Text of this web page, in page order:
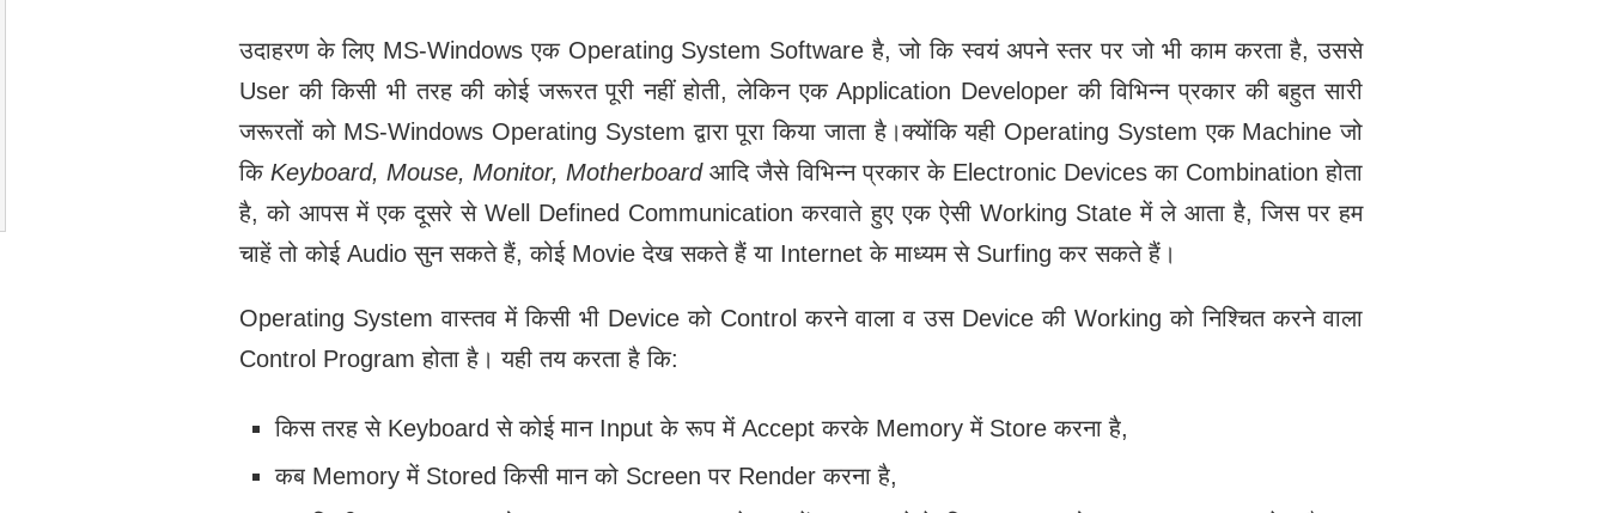
उदाहरण के लिए MS-Windows एक Operating System Software है, जो कि स्वयं अपने स्तर पर जो भी काम करता है, उससे
User की किसी भी तरह की कोई जरूरत पूरी नहीं होती, लेकिन एक Application Developer की विभिन्न प्रकार की बहुत सारी
जरूरतों को MS-Windows Operating System द्वारा पूरा किया जाता है।क्योंकि यही Operating System एक Machine जो
कि Keyboard, Mouse, Monitor, Motherboardआदि जैसे विभिन्न प्रकार के Electronic Devices का Combination होता
है, को आपस में एक दूसरे से Well Defined Communication करवाते हुए एक ऐसी Working State में ले आता है, जिस पर हम
चाहें तो कोई Audio सुन सकते हैं, कोई Movie देख सकते हैं या Internet के माध्‍यम से Surfing कर सकते हैं।
Operating System वास्तव में किसी भी Device को Control करने वाला व उस Device की Working को निश्चित करने वाला
Control Program होता है। यही तय करता है कि:
किस तरह से Keyboard से कोई मान Input के रूप में Accept करके Memory में Store करना है,
कब Memory में Stored किसी मान को Screen पर Render करना है,